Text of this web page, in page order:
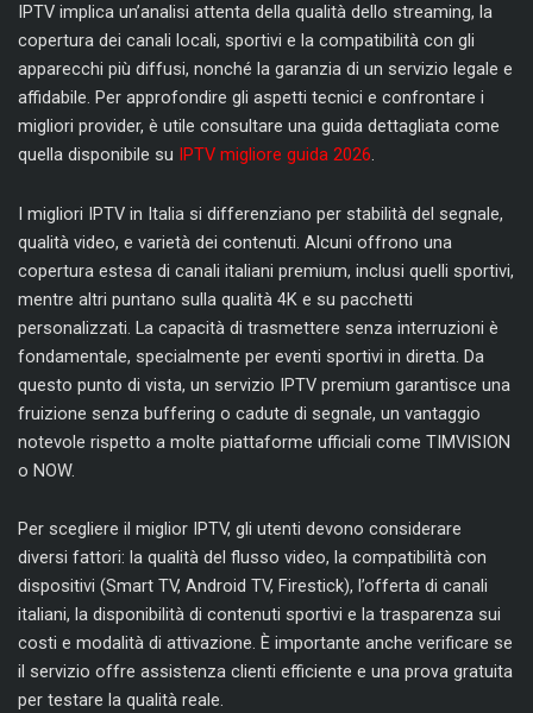
IPTV implica un’analisi attenta della qualità dello streaming, la
copertura dei canali locali, sportivi e la compatibilità con gli
apparecchi più diffusi, nonché la garanzia di un servizio legale e
affidabile. Per approfondire gli aspetti tecnici e confrontare i
migliori provider, è utile consultare una guida dettagliata come
quella disponibile su IPTV migliore guida 2026.
I migliori IPTV in Italia si differenziano per stabilità del segnale,
qualità video, e varietà dei contenuti. Alcuni offrono una
copertura estesa di canali italiani premium, inclusi quelli sportivi,
mentre altri puntano sulla qualità 4K e su pacchetti
personalizzati. La capacità di trasmettere senza interruzioni è
fondamentale, specialmente per eventi sportivi in diretta. Da
questo punto di vista, un servizio IPTV premium garantisce una
fruizione senza buffering o cadute di segnale, un vantaggio
notevole rispetto a molte piattaforme ufficiali come TIMVISION
o NOW.
Per scegliere il miglior IPTV, gli utenti devono considerare
diversi fattori: la qualità del flusso video, la compatibilità con
dispositivi (Smart TV, Android TV, Firestick), l’offerta di canali
italiani, la disponibilità di contenuti sportivi e la trasparenza sui
costi e modalità di attivazione. È importante anche verificare se
il servizio offre assistenza clienti efficiente e una prova gratuita
per testare la qualità reale.